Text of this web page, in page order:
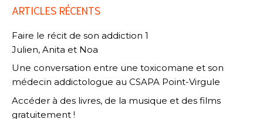
ARTICLES RÉCENTS
Faire le récit de son addiction 1
Julien, Anita et Noa
Une conversation entre une toxicomane et son
médecin addictologue au CSAPA Point-Virgule
Accéder à des livres, de la musique et des films
gratuitement !